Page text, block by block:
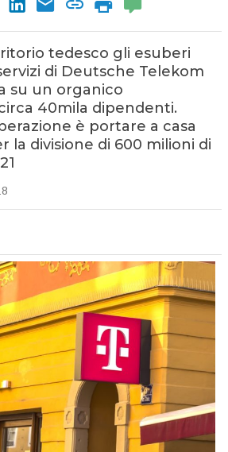
tedesco gli esuberi
di Deutsche Telekom
su un organico
40mila dipendenti.
è portare a casa
la divisione di 600 milioni di